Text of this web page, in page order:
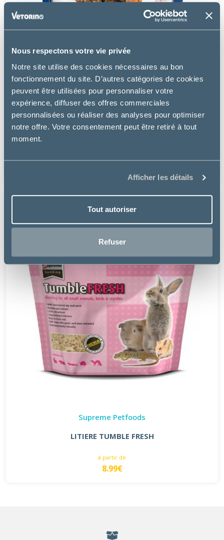
Nous respectons votre vie privée
Notre site utilise des cookies nécessaires au bon
fonctionnement du site. D’autres catégories de cookies
peuvent être utilisées pour personnaliser votre
expérience, diffuser des offres commerciales
personnalisées ou réaliser des analyses pour optimiser
notre offre. Votre consentement peut être retiré à tout
moment.
Afficher les détails
Tout autoriser
Refuser
Perlinette
LITIÈRE ABSORBANTE PERLINETTE MICRO-GRANULES
Supreme Petfoods
LITIERE TUMBLE FRESH
à partir de
8.99€